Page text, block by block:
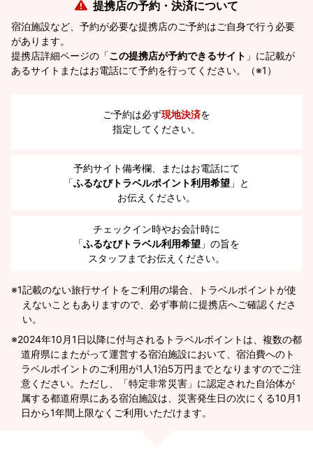
提携店の予約・決済について
宿泊施設など、予約が必要な提携店のご予約はご自身で行う必要
があります。
提携店詳細ページの「この提携店が予約できるサイト 」に記載が
あるサイトまたはお電話にて予約を行ってください。（※1）
ご予約は必ず現地決済を
指定してください。
予約サイト備考欄、またはお電話にて
「ふるなびトラベルポイント利用希望 」と
お伝えください。
チェックイン時やお会計時に
「ふるなびトラベル利用希望 」の旨を
スタッフまでお伝えください。
※1記載のない旅行サイトをご利用の場合、トラベルポイントが使
えないこともありますので、必ず事前に提携店へご確認くださ
い。
2024年10月1日以降に付与されるトラベルポイントは、複数の都
道府県にまたがって運営する宿泊施設において、宿泊費へのト
ラベルポイントのご利用が1人1泊5万円までとなりますのでご注
意ください。ただし、「特定非常災害」に認定された自治体が
属する都道府県にある宿泊施設は、災害発生日の次にくる10月1
日から1年間上限なくご利用いただけます。